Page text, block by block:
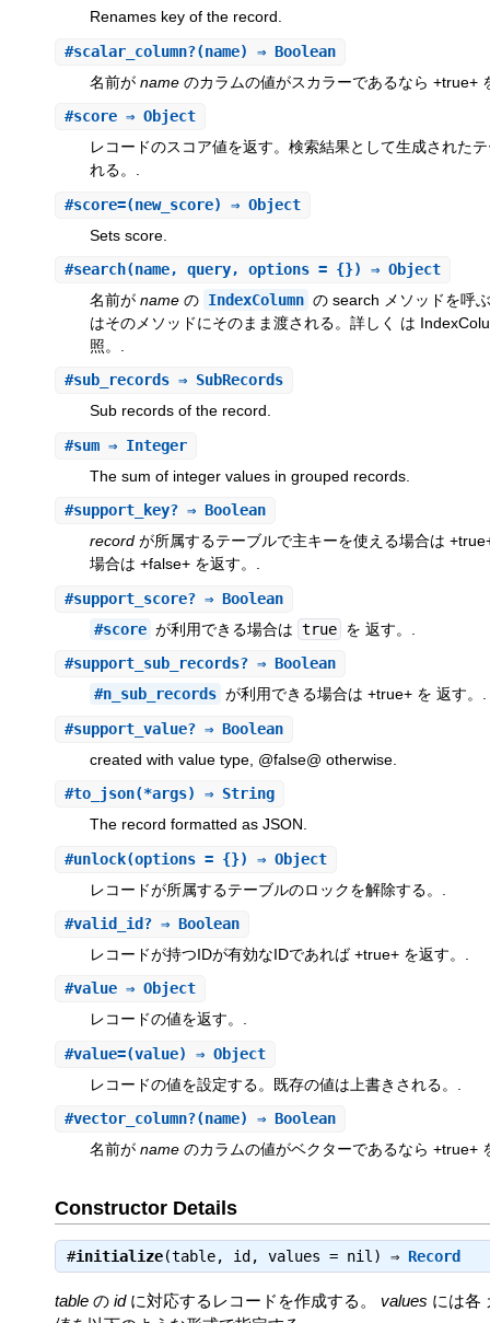
Renames key of the record.
#scalar_column?(name) ⇒ Boolean
名前が name のカラムの値がスカラーであるなら +true+
#score ⇒ Object
レコードのスコア値を返す。検索結果として生成された
れる。.
#score=(new_score) ⇒ Object
Sets score.
#search(name, query, options = {}) ⇒ Object
名前が name の IndexColumn の search メソッドを呼
はそのメソッドにそのまま渡される。詳しく は
照。.
#sub_records ⇒ SubRecords
Sub records of the record.
#sum ⇒ Integer
The sum of integer values in grouped records.
#support_key? ⇒ Boolean
record が所属するテーブルで主キーを使える場合は
場合は +false+ を返す。.
#support_score? ⇒ Boolean
#score が利用できる場合は true を 返す。.
#support_sub_records? ⇒ Boolean
#n_sub_records が利用できる場合は +true+ を 返す。.
#support_value? ⇒ Boolean
created with value type, @false@ otherwise.
#to_json(*args) ⇒ String
The record formatted as JSON.
#unlock(options = {}) ⇒ Object
レコードが所属するテーブルのロックを解除する。.
#valid_id? ⇒ Boolean
レコードが持つIDが有効なIDであれば +true+ を返す。.
#value ⇒ Object
レコードの値を返す。.
#value=(value) ⇒ Object
レコードの値を設定する。既存の値は上書きされる。.
#vector_column?(name) ⇒ Boolean
名前が name のカラムの値がベクターであるなら +true+
Constructor Details
#initialize(table, id, values = nil) ⇒ Record
table の idに対応するレコードを作成する。 values には各